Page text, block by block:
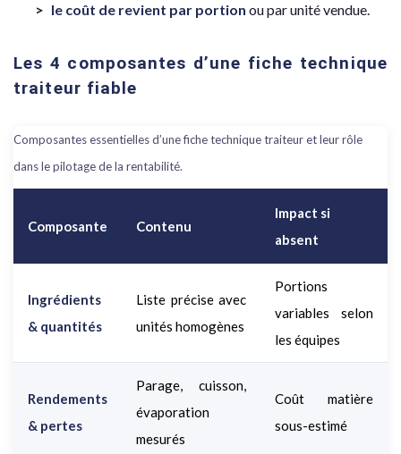
le coût de revient par portion ou par unité vendue.
Les 4 composantes d’une fiche technique
traiteur fiable
Composantes essentielles d’une fiche technique traiteur et leur rôle
dans le pilotage de la rentabilité.
Composante Contenu
Impact si
absent
Ingrédients
& quantités
Liste précise avec
unités homogènes
Portions
variables selon
les équipes
Rendements
& pertes
Parage, cuisson,
évaporation
mesurés
Coût matière
sous-estimé